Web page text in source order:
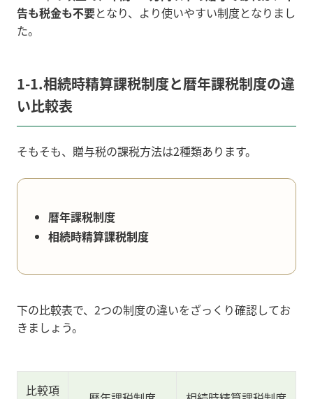
告も税金も不要となり、より使いやすい制度となりまし
た。
1-1.相続時精算課税制度と暦年課税制度の違
い比較表
そもそも、贈与税の課税方法は2種類あります。
暦年課税制度
相続時精算課税制度
下の比較表で、 2つの制度の違いをざっくり確認してお
きましょう。
比較項